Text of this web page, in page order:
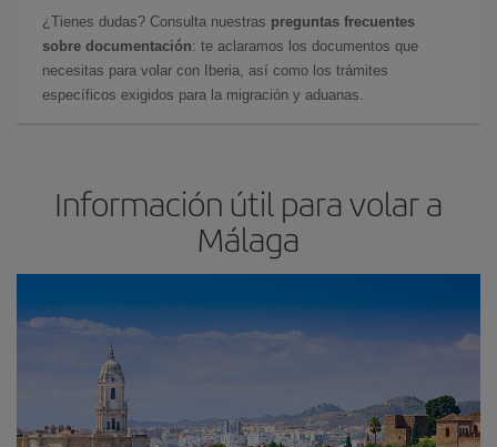
¿Tienes dudas? Consulta nuestras preguntas frecuentes
sobre documentación: te aclaramos los documentos que
necesitas para volar con Iberia, así como los trámites
específicos exigidos para la migración y aduanas.
Información útil para volar a
Málaga